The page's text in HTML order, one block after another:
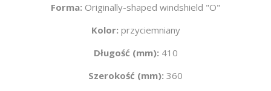
Forma: Originally-shaped windshield "O"
Kolor: przyciemniany
Długość (mm): 410
Szerokość (mm): 360